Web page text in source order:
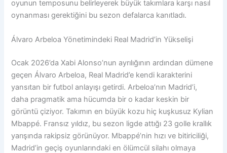
oyunun temposunu belirleyerek büyük takımlara karşı nasıl
oynanması gerektiğini bu sezon defalarca kanıtladı.
Álvaro Arbeloa Yönetimindeki Real Madrid’in Yükselişi
Ocak 2026’da Xabi Alonso’nun ayrılığının ardından dümene
geçen Álvaro Arbeloa, Real Madrid’e kendi karakterini
yansıtan bir futbol anlayışı getirdi. Arbeloa’nın Madrid’i,
daha pragmatik ama hücumda bir o kadar keskin bir
görüntü çiziyor. Takımın en büyük kozu hiç kuşkusuz Kylian
Mbappé. Fransız yıldız, bu sezon ligde attığı 23 golle krallık
yarışında rakipsiz görünüyor. Mbappé’nin hızı ve bitiriciliği,
Madrid’in geçiş oyunlarındaki en ölümcül silahı olmaya